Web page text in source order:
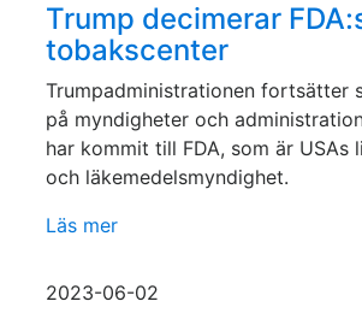
Trump decimerar
tobakscenter
Trumpadministrationen fortsätter
på myndigheter och
har kommit till FDA, som är USAs
och läkemedelsmyndighet.
Läs mer
2023-06-02